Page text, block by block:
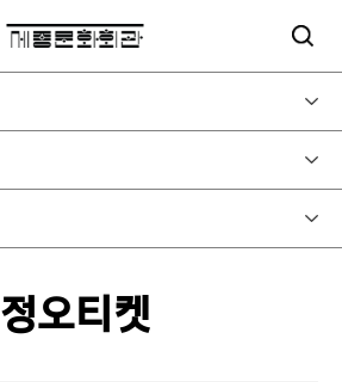
정오티켓